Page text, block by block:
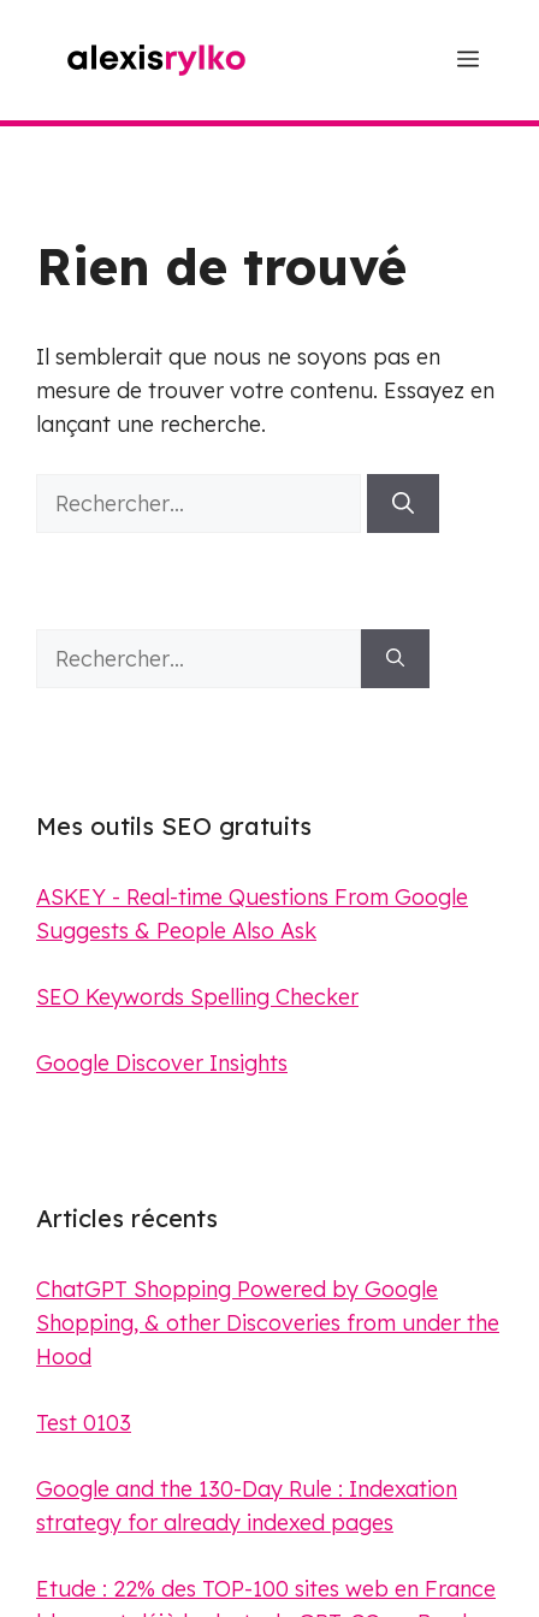
Menu
Rien de trouvé
Il semblerait que nous ne soyons pas en
mesure de trouver votre contenu. Essayez en
lançant une recherche.
Rechercher :
Rechercher :
Mes outils SEO gratuits
ASKEY - Real-time Questions From Google
Suggests & People Also Ask
SEO Keywords Spelling Checker
Google Discover Insights
Articles récents
ChatGPT Shopping Powered by Google
Shopping, & other Discoveries from under the
Hood
Test 0103
Google and the 130-Day Rule : Indexation
strategy for already indexed pages
Etude : 22% des TOP-100 sites web en France